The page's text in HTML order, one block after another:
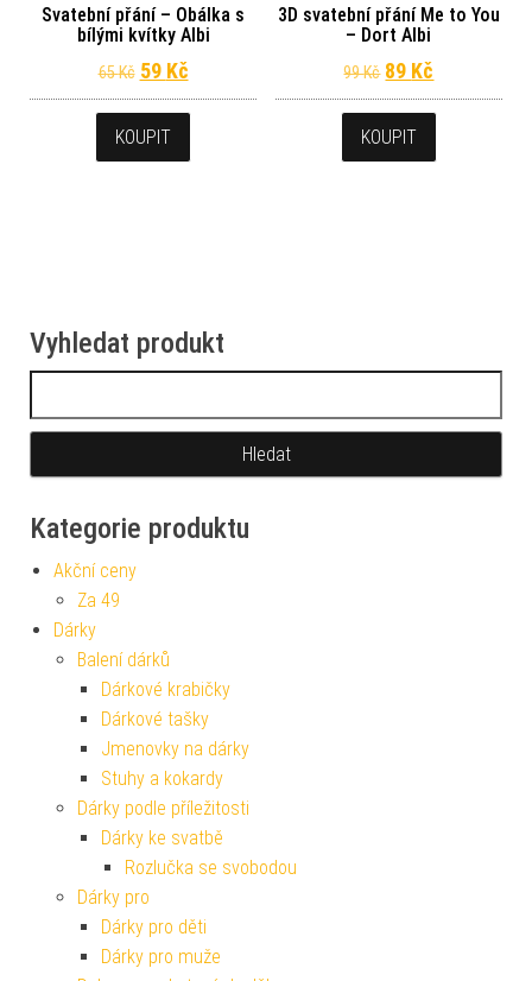
Svatební přání – Obálka s
bílými kvítky Albi
65Kč Původní cena byla: 65 Kč.
59 KčAktuální cena je: 59 Kč.
KOUPIT
3D svatební přání Me to You
– Dort Albi
99Kč Původní cena
89 Kč
KOUPIT
Vyhledat produkt
Kategorie produktu
Akční ceny
Za 49
Dárky
Balení dárků
Dárkové krabičky
Dárkové tašky
Jmenovky na dárky
Stuhy a kokardy
Dárky podle příležitosti
Dárky ke svatbě
Rozlučka se svobodou
Dárky pro
Dárky pro děti
Dárky pro muže